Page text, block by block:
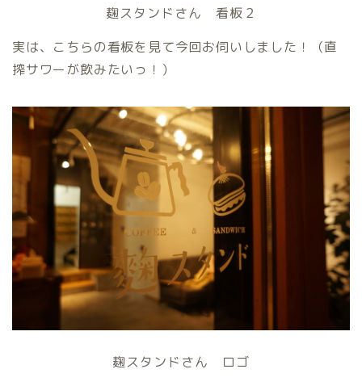
麹スタンドさん 看板２
実は、こちらの看板を見て今回お伺いしました！（直
搾サワーが飲みたいっ！）
麹スタンドさん ロゴ